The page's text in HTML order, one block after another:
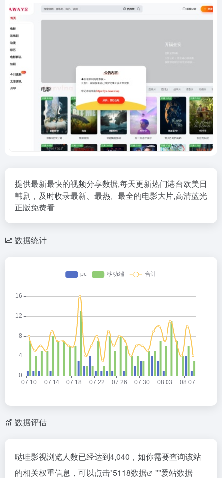
提供最新最快的视频分享数据,每天更新热门港台欧美日
韩剧，及时收录最新、最热、最全的电影大片,高清蓝光
正版免费看
数据统计
数据评估
哒哇影视浏览人数已经达到4,040，如你需要查询该站
的相关权重信息，可以点击"5118数据 ""爱站数据